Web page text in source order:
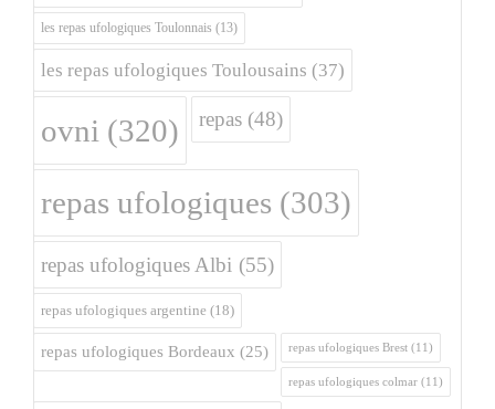
les repas ufologiques Toulonnais (13)
les repas ufologiques Toulousains (37)
ovni (320) repas (48)
repas ufologiques (303)
repas ufologiques Albi (55)
repas ufologiques argentine (18)
repas ufologiques Bordeaux (25) repas ufologiques Brest (11)
repas ufologiques colmar (11)